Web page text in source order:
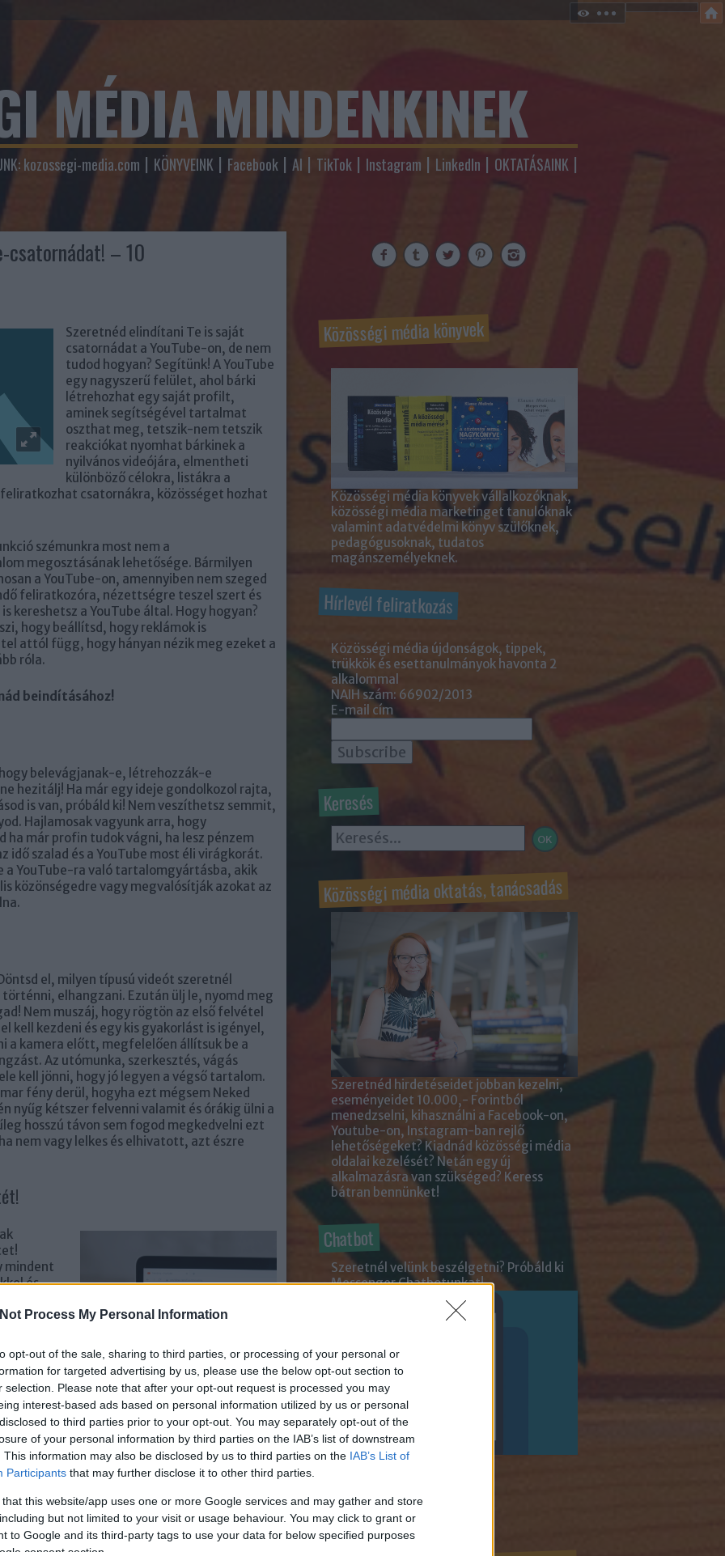
Process My Personal Information
opt-out of the sale, sharing to third parties, or processing of your personal or
for targeted advertising by us, please use the below opt-out section to
selection. Please note that after your opt-out request is processed you may
interest-based ads based on personal information utilized by us or personal
to third parties prior to your opt-out. You may separately opt-out of the
of your personal information by third parties on the IAB’s list of downstream
This information may also be disclosed by us to third parties on the IAB’s List of
Participants that may further disclose it to other third parties.
that this website/app uses one or more Google services and may gather and store
but not limited to your visit or usage behaviour. You may click to grant or
to Google and its third-party tags to use your data for below specified purposes
consent section.
MÉDIA MINDENKINEK
kozossegi-media.com KÖNYVEINK Facebook AI TikTok Instagram LinkedIn OKTATÁSAINK
csatornádat! – 10
Szeretnéd elindítani Te is saját
csatornádat a YouTube-on, de nem
tudod hogyan? Segítünk! A YouTube
egy nagyszerű felület, ahol bárki
létrehozhat egy saját profilt,
aminek segítségével tartalmat
oszthat meg, tetszik-nem tetszik
reakciókat nyomhat bárkinek a
nyilvános videójára, elmentheti
különböző célokra, listákra a
csatornákra, közösséget hozhat
szémunkra most nem a
megosztásának lehetősége. Bármilyen
a YouTube-on, amennyiben nem szeged
feliratkozóra, nézettségre teszel szert és
kereshetsz a YouTube által. Hogy hogyan?
hogy beállítsd, hogy reklámok is
attól függ, hogy hányan nézik meg ezeket a
róla.
beindításához!
belevágjanak-e, létrehozzák-e
hezitálj! Ha már egy ideje gondolkozol rajta,
is van, próbáld ki! Nem veszíthetsz semmit,
Hajlamosak vagyunk arra, hogy
ha már profin tudok vágni, ha lesz pénzem
idő szalad és a YouTube most éli virágkorát.
a YouTube-ra való tartalomgyártásba, akik
közönségedre vagy megvalósítják azokat az
el, milyen típusú videót szeretnél
elhangzani. Ezután ülj le, nyomd meg
Nem muszáj, hogy rögtön az első felvétel
kell kezdeni és egy kis gyakorlást is igényel,
a kamera előtt, megfelelően állítsuk be a
Az utómunka, szerkesztés, vágás
kell jönni, hogy jó legyen a végső tartalom.
fény derül, hogyha ezt mégsem Neked
nyűg kétszer felvenni valamit és órákig ülni a
hosszú távon sem fogod megkedvelni ezt
nem vagy lelkes és elhivatott, azt észre
mindent
és
könnyen
zenék
emiatt
akár le
ügyelj,
videó
nem
mert nem
a valóság.
Közösségi média könyvek
Közösségi média könyvek vállalkozóknak,
közösségi média marketinget tanulóknak
valamint adatvédelmi könyv szülőknek,
pedagógusoknak, tudatos
magánszemélyeknek.
Hírlevél feliratkozás
Közösségi média újdonságok, tippek,
trükkök és esettanulmányok havonta 2
alkalommal
NAIH szám: 66902/2013
E-mail cím
Keresés
Közösségi média oktatás, tanácsadás
Szeretnéd hirdetéseidet jobban kezelni,
eseményeidet 10.000,- Forintból
menedzselni, kihasználni a Facebook-on,
Youtube-on, Instagram-ban rejlő
lehetőségeket? Kiadnád közösségi média
oldalai kezelését? Netán egy új
alkalmazásra van szükséged? Keress
bátran bennünket!
Chatbot
Szeretnél velünk beszélgetni? Próbáld ki
Messenger Chatbotunkat!
Facebook oldaldoboz